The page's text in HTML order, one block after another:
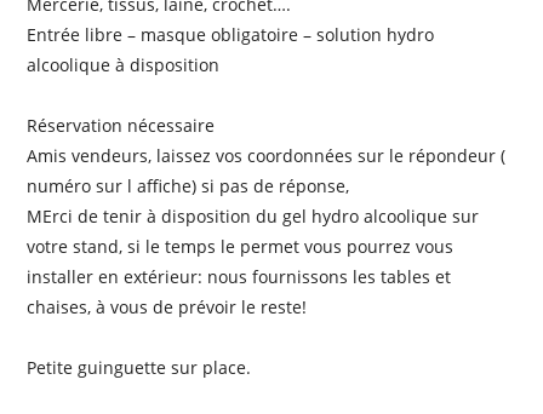
Entrée libre – masque obligatoire – solution hydro
alcoolique à disposition
Réservation nécessaire
Amis vendeurs, laissez vos coordonnées sur le répondeur (
numéro sur l affiche) si pas de réponse,
MErci de tenir à disposition du gel hydro alcoolique sur
votre stand, si le temps le permet vous pourrez vous
installer en extérieur: nous fournissons les tables et
chaises, à vous de prévoir le reste!
Petite guinguette sur place.